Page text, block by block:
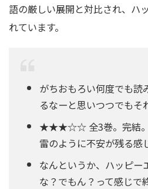
語の厳しい展開と対比され、ハ
れています。
がちおもろい何度でも読
るなーと思いつつでもそ
★★★☆☆ 全3巻。完結。
雷のように不安が残る感
なんというか、ハッピー
な？でもん？って感じで